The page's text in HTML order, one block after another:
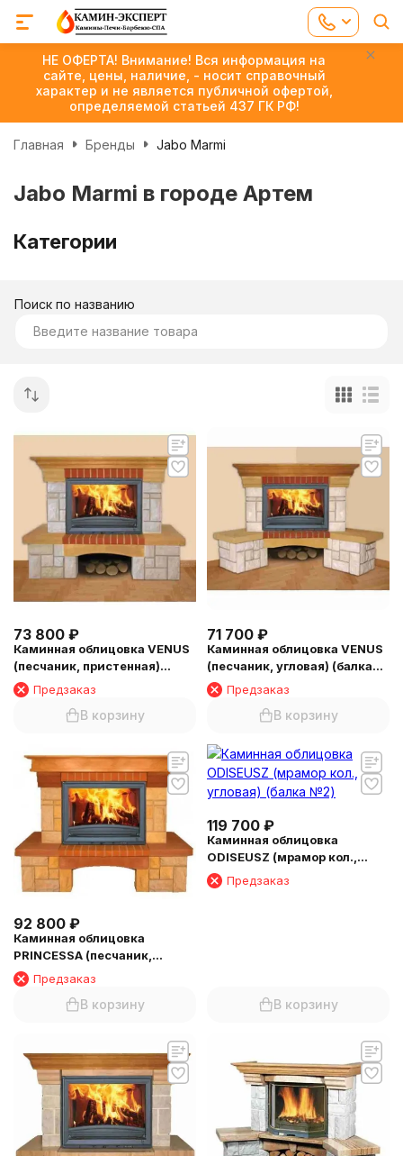
НЕ ОФЕРТА! Внимание! Вся информация на
сайте, цены, наличие, - носит справочный
характер и не является публичной офертой,
определяемой статьей 437 ГК РФ!
Главная Бренды Jabo Marmi
Jabo Marmi в городе Артем
Категории
Поиск по названию
73 800 ₽
Каминная облицовка VENUS
(песчаник, пристенная)
(балка №1)
Предзаказ
В корзину
71 700 ₽
Каминная облицовка VENUS
(песчаник, угловая) (балка
№2)Предзаказ
В корзину
92 800 ₽
Каминная облицовка
PRINCESSA (песчаник,
пристенная) (балка №1)
Предзаказ
В корзину
119 700 ₽
Каминная облицовка
ODISEUSZ (мрамор кол.,
угловая) (балка №2)
Предзаказ
В корзину